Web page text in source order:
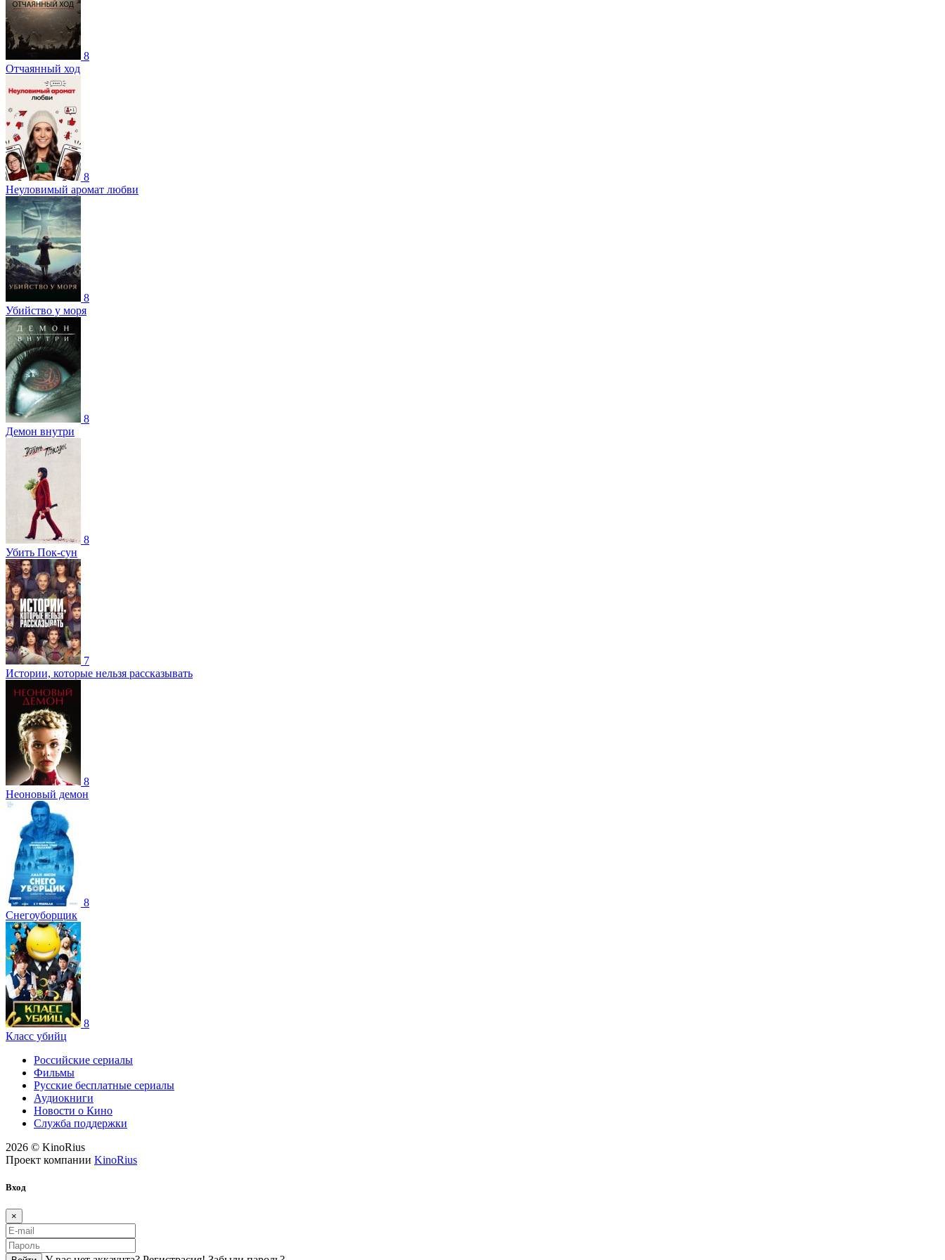
8
Отчаянный ход
8
Неуловимый аромат любви
8
Убийство у моря
8
Демон внутри
8
Убить Пок-сун
7
Истории, которые нельзя рассказывать
8
Неоновый демон
8
Снегоуборщик
8
Класс убийц
Российские сериалы
Фильмы
Русские бесплатные сериалы
Аудиокниги
Новости о Кино
Служба поддержки
2026 © KinoRius
Проект компании KinoRius
Вход
×